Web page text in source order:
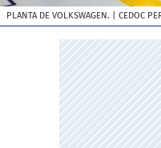
PLANTA DE VOLKSWAGEN. | CEDOC